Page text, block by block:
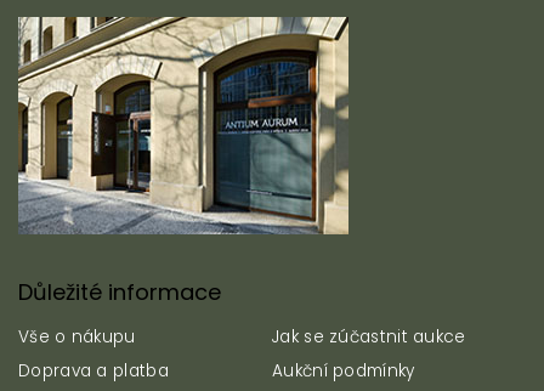
p
i
s
u
Důležité informace
Vše o nákupu
Jak se zúčastnit aukce
Doprava a platba
Aukční podmínky